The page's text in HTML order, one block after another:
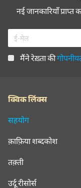
नई जानकारियाँ
मैंने रेख़्ता की
क्विक लिंक्स
सहयोग
क़ाफ़िया शब्दकोश
तक़्ती
उर्दू रीसोर्स